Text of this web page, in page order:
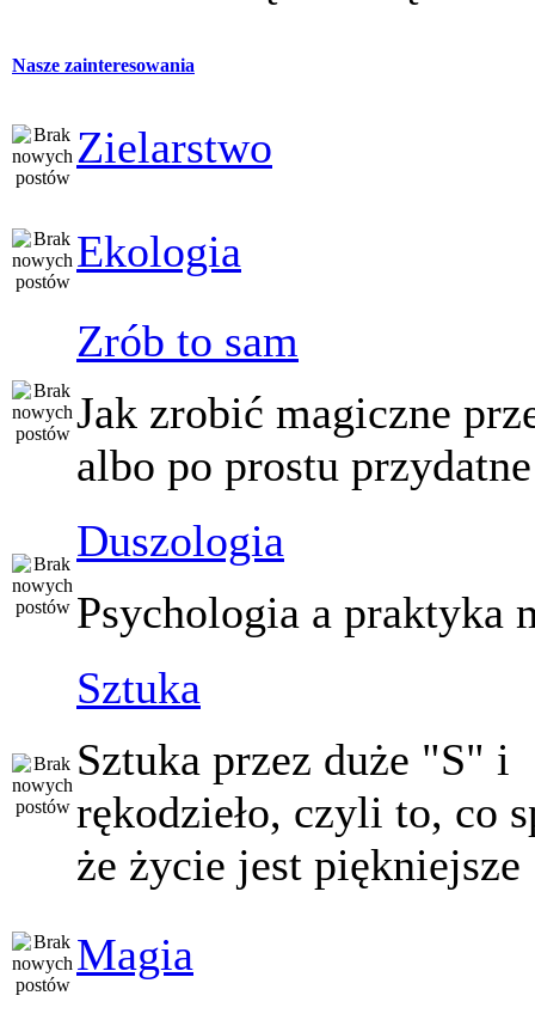
Nasze zainteresowania
Zielarstwo
Ekologia
Zrób to sam
Jak zrobić magiczne
albo po prostu
Duszologia
Psychologia a praktyka
Sztuka
Sztuka przez duże "S" i
rękodzieło, czyli to, co
że życie jest piękniejsze
Magia